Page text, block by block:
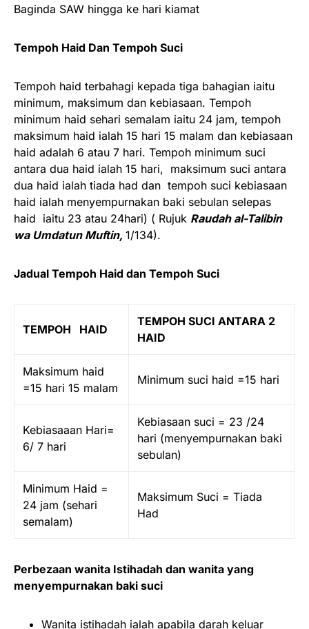
Baginda SAW hingga ke hari kiamat
Tempoh Haid Dan Tempoh Suci
Tempoh haid terbahagi kepada tiga bahagian iaitu
minimum, maksimum dan kebiasaan. Tempoh
minimum haid sehari semalam iaitu 24 jam, tempoh
maksimum haid ialah 15 hari 15 malam dan kebiasaan
haid adalah 6 atau 7 hari. Tempoh minimum suci
antara dua haid ialah 15 hari, maksimum suci antara
dua haid ialah tiada had dan tempoh suci kebiasaan
haid ialah menyempurnakan baki sebulan selepas
haid iaitu 23 atau 24hari) ( Rujuk Raudah al-Talibin
wa Umdatun Muftin, 1/134).
Jadual Tempoh Haid dan Tempoh Suci
TEMPOH HAID
TEMPOH SUCI ANTARA 2
HAID
Maksimum haid
=15 hari 15 malam
Minimum suci haid =15 hari
Kebiasaaan Hari=
6/ 7 hari
Kebiasaan suci = 23 /24
hari (menyempurnakan baki
sebulan)
Minimum Haid =
24 jam (sehari
semalam)
Maksimum Suci = Tiada
Had
Perbezaan wanita Istihadah dan wanita yang
menyempurnakan baki suci
Wanita istihadah ialah apabila darah keluar